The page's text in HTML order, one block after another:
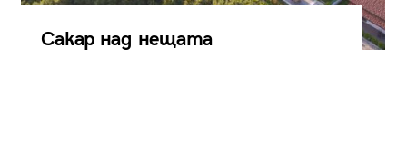
Сакар над нещата